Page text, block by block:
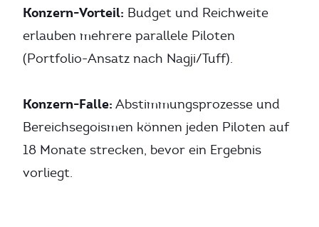
Konzern-Vorteil: Budget und Reichweite
erlauben mehrere parallele Piloten
(Portfolio-Ansatz nach Nagji/Tuff).
Konzern-Falle: Abstimmungsprozesse und
Bereichsegoismen können jeden Piloten auf
18 Monate strecken, bevor ein Ergebnis
vorliegt.